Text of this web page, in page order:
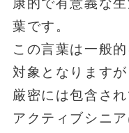
康的で有意義な
葉です。
この言葉は一般
対象となります
厳密には包含され
アクティブシニ